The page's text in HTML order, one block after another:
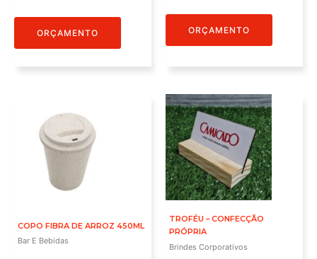
ORÇAMENTO ORÇAMENTO
COPO FIBRA DE ARROZ 450ML
Bar E Bebidas
TROFÉU – CONFECÇÃO
PRÓPRIA
Brindes Corporativos